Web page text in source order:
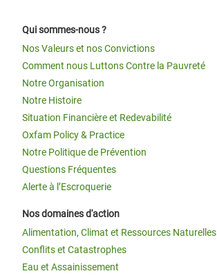
Qui sommes-nous ?
Nos Valeurs et nos Convictions
Comment nous Luttons Contre la Pauvreté
Notre Organisation
Notre Histoire
Situation Financière et Redevabilité
Oxfam Policy & Practice
Notre Politique de Prévention
Questions Fréquentes
Alerte à l’Escroquerie
Nos domaines d'action
Alimentation, Climat et Ressources Naturelles
Conflits et Catastrophes
Eau et Assainissement